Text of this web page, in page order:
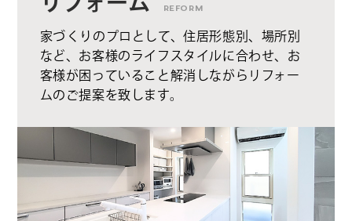
REFORM
家づくりのプロとして、住居形態別、場所別
など、お客様のライフスタイルに合わせ、お
客様が困っていること解消しながらリフォー
ムのご提案を致します。